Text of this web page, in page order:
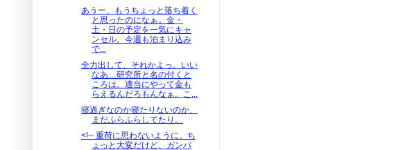
あうー、もうちょっと落ち着く
と思ったのになぁ。金・
土・日の予定を一気にキャ
ンセル。今週も泊まり込み
で...
全力出して、それかよっ。いい
なあ…研究所と名の付くと
ころは。適当にやって金も
らえるんだろもんなぁ。こ...
寝過ぎなのか寝たりないのか、
まだふらふらしてたり。
<!-- 重荷に思わないように。ち
ょっと大変だけど、ガンバ